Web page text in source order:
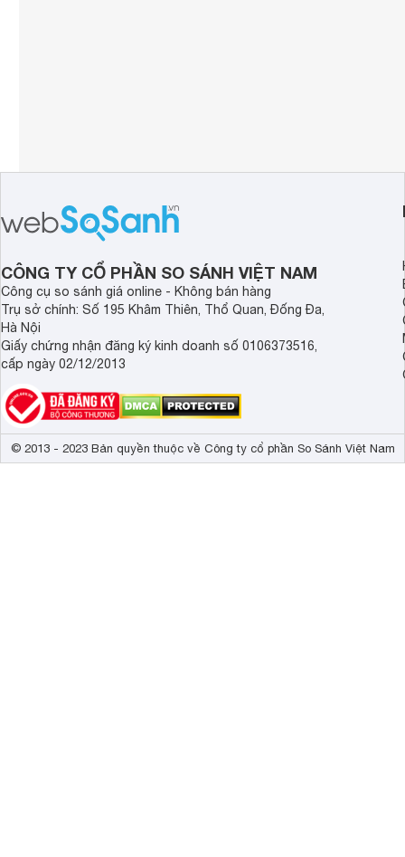
CÔNG TY CỔ PHẦN SO SÁNH VIỆT NAM
Công cụ so sánh giá online - Không bán hàng
Trụ sở chính: Số 195 Khâm Thiên, Thổ Quan, Đống Đa,
Hà Nội
Giấy chứng nhận đăng ký kinh doanh số 0106373516,
cấp ngày 02/12/2013
© 2013 - 2023 Bản quyền thuộc về Công ty cổ phần So Sánh Việt Nam